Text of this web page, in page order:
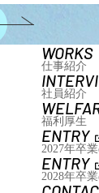
WORKS
仕事紹介
社員紹介
福利厚生
ENTRY
2027年卒
ENTRY
2028年卒